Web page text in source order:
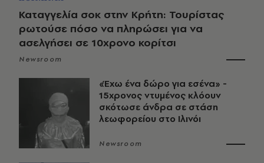
Καταγγελία σοκ στην Κρήτη: Τουρίστας
ρωτούσε πόσο να πληρώσει για να
ασελγήσει σε 10χρονο κορίτσι
Newsroom
«Έχω ένα δώρο για εσένα» -
15χρονος ντυμένος κλόουν
σκότωσε άνδρα σε στάση
λεωφορείου στο Ιλινόι
Newsroom